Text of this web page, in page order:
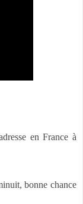
en France à
bonne chance